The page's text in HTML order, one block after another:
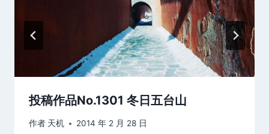
投稿作品No.1301 冬日五台山
作者 天机 2014 年 2 月 28 日